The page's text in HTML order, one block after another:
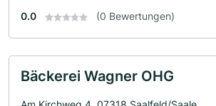
0.0 (0 Bewertungen)
Bäckerei Wagner OHG